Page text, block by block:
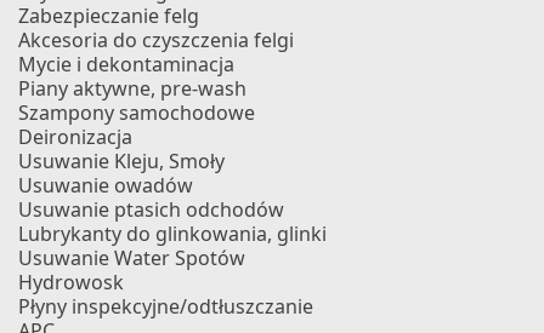
Zabezpieczanie felg
Akcesoria do czyszczenia felgi
Mycie i dekontaminacja
Piany aktywne, pre-wash
Szampony samochodowe
Deironizacja
Usuwanie Kleju, Smoły
Usuwanie owadów
Usuwanie ptasich odchodów
Lubrykanty do glinkowania, glinki
Usuwanie Water Spotów
Hydrowosk
Płyny inspekcyjne/odtłuszczanie